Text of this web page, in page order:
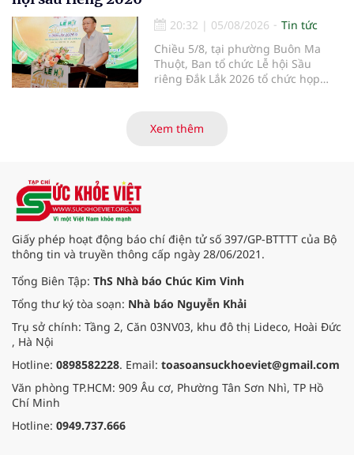
phần cùng chi trả.
20:32 | 05/08/2026
Tin tức
Chiều 5/8, tại phường Buôn Ma
Thuột, Ban tổ chức Lễ hội Sầu
riêng Đắk Lắk 2026 tổ chức họp
hội Sầu riêng Đắk Lắk năm 2026 có
chủ đề “Sầu riêng Đắk Lắk – Kết nối
Xem thêm
Giấy phép hoạt động báo chí điện tử số 397/GP-BTTTT của Bộ
thông tin và truyền thông cấp ngày 28/06/2021.
Tổng Biên Tập: ThS Nhà báo Chúc Kim Vinh
Tổng thư ký tòa soạn: Nhà báo Nguyễn Khải
Trụ sở chính: Tầng 2, Căn 03NV03, khu đô thị Lideco, Hoài Đức
, Hà Nội
Hotline: 0898582228. Email: toasoansuckhoeviet@gmail.com
Văn phòng TP.HCM: 909 Âu cơ, Phường Tân Sơn Nhì, TP Hồ
Chí Minh
Hotline: 0949.737.666